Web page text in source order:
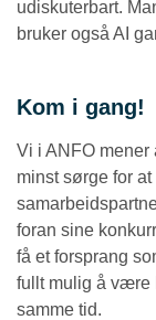
udiskuterbart.
bruker også AI
Kom i gang!
Vi i ANFO mener
minst sørge for
foran sine
få et forsprang
fullt mulig å være
samme tid.